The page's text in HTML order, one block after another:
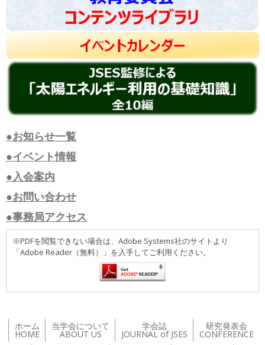
●お知らせ一覧
●イベント情報
●入会案内
●お問い合わせ
●事務局アクセス
※PDFを閲覧できない場合は、Adobe Systems社のサイトより
「Adobe Reader（無料）」を入手してご利用ください。
ホーム
HOME
当学会について
ABOUT US
学会誌
JOURNAL of JSES
研究発表会
CONFERENCE